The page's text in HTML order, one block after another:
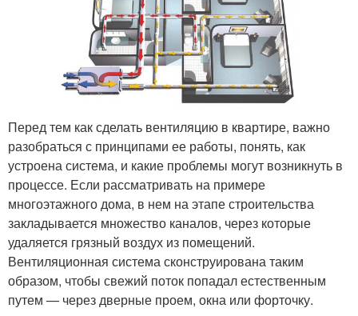
Перед тем как сделать вентиляцию в квартире, важно
разобраться с принципами ее работы, понять, как
устроена система, и какие проблемы могут возникнуть в
процессе. Если рассматривать на примере
многоэтажного дома, в нем на этапе строительства
закладывается множество каналов, через которые
удаляется грязный воздух из помещений.
Вентиляционная система сконструирована таким
образом, чтобы свежий поток попадал естественным
путем — через дверные проем, окна или форточку.